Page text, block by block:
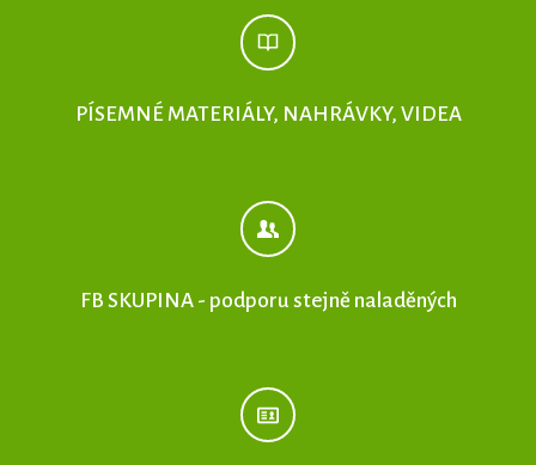
PÍSEMNÉ MATERIÁLY, NAHRÁVKY, VIDEA
FB SKUPINA - podporu stejně naladěných